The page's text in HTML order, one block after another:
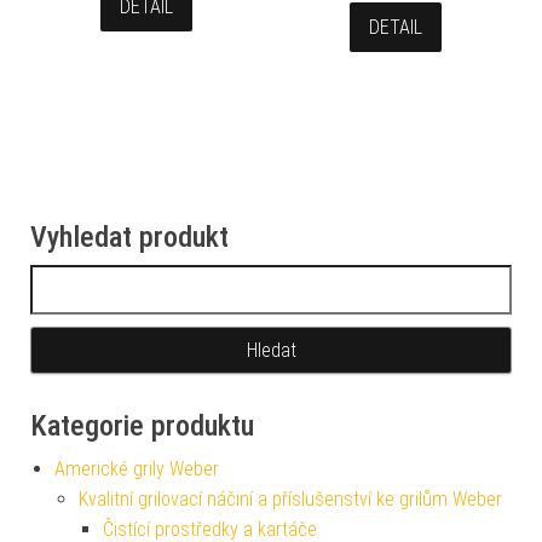
DETAIL
DETAIL
Vyhledat produkt
Kategorie produktu
Americké grily Weber
Kvalitní grilovací náčiní a příslušenství ke grilům Weber
Čistící prostředky a kartáče